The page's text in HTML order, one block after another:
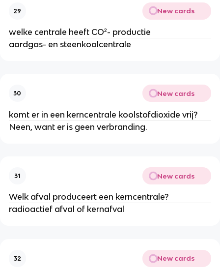
29 New cards
welke centrale heeft CO²- productie
aardgas- en steenkoolcentrale
30 New cards
komt er in een kerncentrale koolstofdioxide vrij?
Neen, want er is geen verbranding.
31 New cards
Welk afval produceert een kerncentrale?
radioactief afval of kernafval
32 New cards